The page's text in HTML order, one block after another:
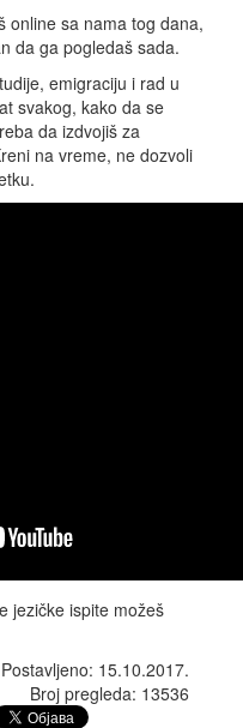
online sa nama tog dana,
da ga pogledaš sada.
emigraciju i rad u
svakog, kako da se
da izdvojiš za
na vreme, ne dozvoli
jezičke ispite možeš
Postavljeno: 15.10.2017.
Broj pregleda: 13536